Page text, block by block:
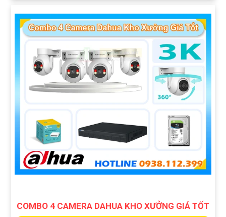
COMBO 4 CAMERA DAHUA KHO XƯỞNG GIÁ TỐT